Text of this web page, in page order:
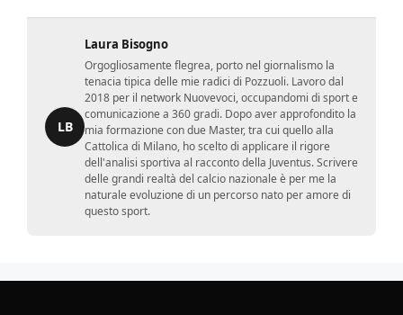
LB
Laura Bisogno
Orgogliosamente flegrea, porto nel giornalismo la
tenacia tipica delle mie radici di Pozzuoli. Lavoro dal
2018 per il network Nuovevoci, occupandomi di sport e
comunicazione a 360 gradi. Dopo aver approfondito la
mia formazione con due Master, tra cui quello alla
Cattolica di Milano, ho scelto di applicare il rigore
dell'analisi sportiva al racconto della Juventus. Scrivere
delle grandi realtà del calcio nazionale è per me la
naturale evoluzione di un percorso nato per amore di
questo sport.